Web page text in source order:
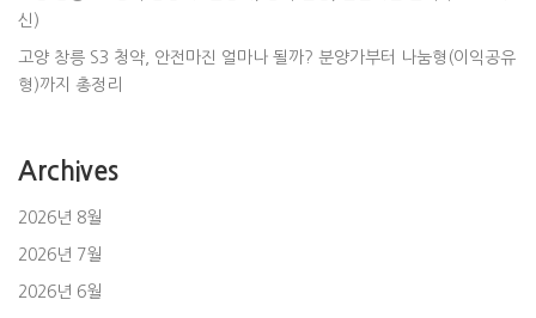
신)
고양 창릉 S3 청약, 안전마진 얼마나 될까? 분양가부터 나눔형(이익공유
형)까지 총정리
Archives
2026년 8월
2026년 7월
2026년 6월